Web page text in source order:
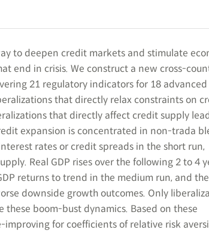
to deepen credit markets and stimulate
end in crisis. We construct a new cross-
21 regulatory indicators for 18 advanced
that directly relax constraints on
that directly affect credit supply
expansion is concentrated in non-trada
rates or credit spreads in the short run,
Real GDP rises over the following 2 to 4
returns to trend in the medium run, and
downside growth outcomes. Only
boom-bust dynamics. Based on these
for coefficients of relative risk